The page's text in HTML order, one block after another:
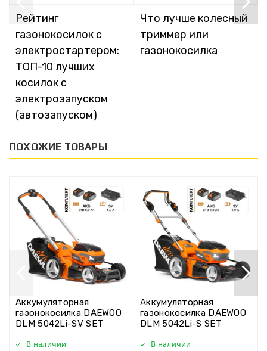
Рейтинг
газонокосилок с
электростартером:
ТОП-10 лучших
косилок с
электрозапуском
(автозапуском)
Что лучше колесный
триммер или
газонокосилка
ПОХОЖИЕ ТОВАРЫ
Аккумуляторная
газонокосилка DAEWOO
DLM 5042Li-SV SET
В наличии
Аккумуляторная
газонокосилка DAEWOO
DLM 5042Li-S SET
В наличии